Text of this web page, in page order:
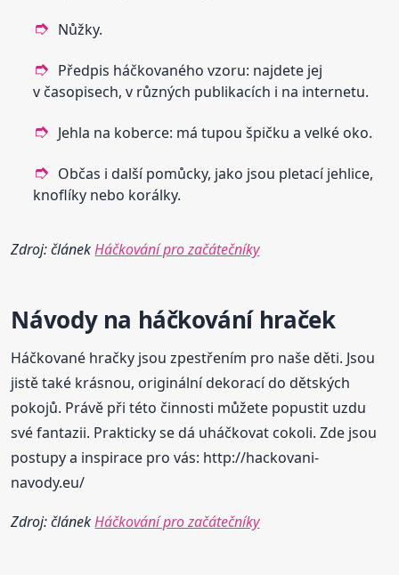
Nůžky.
Předpis háčkovaného vzoru: najdete jej
v časopisech, v různých publikacích i na internetu.
Jehla na koberce: má tupou špičku a velké oko.
Občas i další pomůcky, jako jsou pletací jehlice,
knoflíky nebo korálky.
Zdroj: článekHáčkování pro začátečníky
Návody na háčkování hraček
Háčkované hračky jsou zpestřením pro naše děti. Jsou
jistě také krásnou, originální dekorací do dětských
pokojů. Právě při této činnosti můžete popustit uzdu
své fantazii. Prakticky se dá uháčkovat cokoli. Zde jsou
postupy a inspirace pro vás: http://hackovani-
navody.eu/
Zdroj: článekHáčkování pro začátečníky